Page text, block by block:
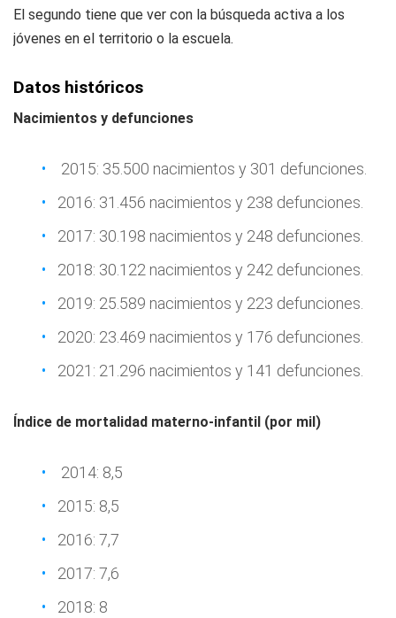
El segundo tiene que ver con la búsqueda activa a los
jóvenes en el territorio o la escuela.
Datos históricos
Nacimientos y defunciones
2015: 35.500 nacimientos y 301 defunciones.
2016: 31.456 nacimientos y 238 defunciones.
2017: 30.198 nacimientos y 248 defunciones.
2018: 30.122 nacimientos y 242 defunciones.
2019: 25.589 nacimientos y 223 defunciones.
2020: 23.469 nacimientos y 176 defunciones.
2021: 21.296 nacimientos y 141 defunciones.
Índice de mortalidad materno-infantil (por mil)
2014: 8,5
2015: 8,5
2016: 7,7
2017: 7,6
2018: 8